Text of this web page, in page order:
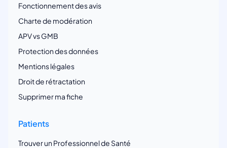
Fonctionnement des avis
Charte de modération
APV vs GMB
Protection des données
Mentions légales
Droit de rétractation
Supprimer ma fiche
Patients
Trouver un Professionnel de Santé